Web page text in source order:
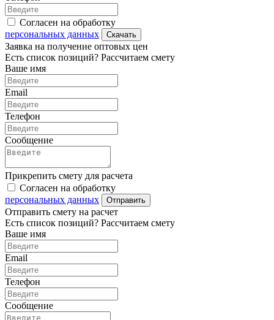
Согласен на обработку
персональных данных
Скачать
Заявка на получение оптовых цен
Есть список позиций? Рассчитаем смету
Ваше имя
Email
Телефон
Сообщение
Прикрепить смету для расчета
Согласен на обработку
персональных данных
Отправить
Отправить смету на расчет
Есть список позиций? Рассчитаем смету
Ваше имя
Email
Телефон
Сообщение